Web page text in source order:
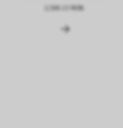
2,506.13 NOK